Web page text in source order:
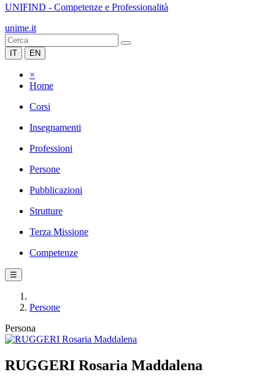
UNIFIND - Competenze e Professionalità
unime.it
IT EN
×
Home
Corsi
Insegnamenti
Professioni
Persone
Pubblicazioni
Strutture
Terza Missione
Competenze
☰
Persone
Persona
RUGGERI Rosaria Maddalena